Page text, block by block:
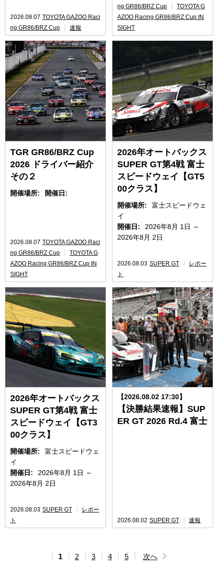
2026.08.07 TOYOTA GAZOO Raci
ng GR86/BRZ Cup
速報
ng GR86/BRZ Cup
TOYOTA G
AZOO Racing GR86/BRZ Cup IN
SIGHT
TGR GR86/BRZ Cup
2026 ドライバー紹介
その２
開催場所: 開催日:
2026.08.07 TOYOTA GAZOO Raci
ng GR86/BRZ Cup
TOYOTA G
AZOO Racing GR86/BRZ Cup IN
SIGHT
2026年オートバックス
SUPER GT第4戦 富士
スピードウェイ【GT5
00クラス】
開催場所:
富士スピードウェ
イ
開催日:
2026年8月 1日 ～
2026年8月 2日
2026.08.03 SUPER GT
レポー
ト
2026年オートバックス
SUPER GT第4戦 富士
スピードウェイ【GT3
00クラス】
開催場所:
富士スピードウェ
イ
開催日:
2026年8月 1日 ～
2026年8月 2日
2026.08.03 SUPER GT
レポー
ト
【2026.08.02 17:30】
【決勝結果速報】SUP
ER GT 2026 Rd.4 富士
2026.08.02 SUPER GT 速報
1 2 3 4 5 次へ